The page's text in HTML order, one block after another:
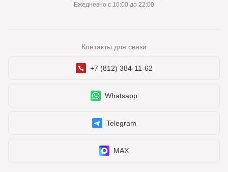
Ежедневно с 10:00 до 22:00
Контакты для связи
+7 (812) 384-11-62
Whatsapp
Telegram
MAX